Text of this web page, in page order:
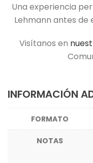
Una experiencia
Lehmann antes
Visítanos en
INFORMACIÓN
FORMATO
NOTAS